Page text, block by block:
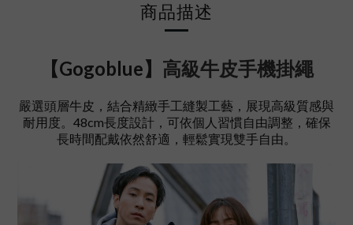
商品描述
【Gogoblue】 高級牛皮手機掛繩
嚴選頭層牛皮，結合精緻手工縫製工藝，展現高級質感與
耐用度。48cm長度設計，可依個人習慣自由調整，確保
長時間配戴依然舒適，輕鬆實現雙手自由。